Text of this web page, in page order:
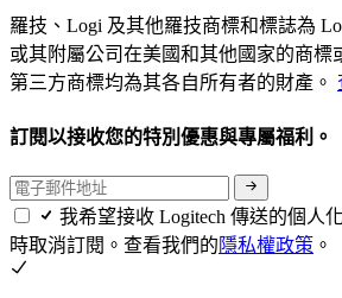
羅技、Logi 及其他羅技商標和標誌為
或其附屬公司在美國和其他國家的商標
第三方商標均為其各自所有者的財產。
訂閱以接收您的特別優惠與專屬福利。
我希望接收 Logitech 傳送的個人
時取消訂閱。查看我們的隱私權政策 。